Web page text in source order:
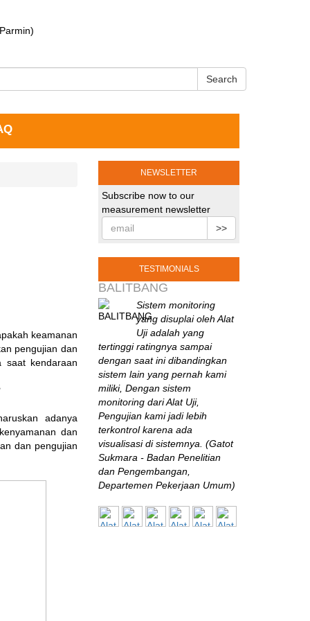
Search
keamanan
pengujian dan
saat kendaraan
adanya
dan
dan pengujian
NEWSLETTER
Subscribe now to our
measurement newsletter
>>
TESTIMONIALS
BALITBANG
Sistem monitoring
yang disuplai oleh Alat
Uji adalah yang
tertinggi ratingnya sampai
dengan saat ini dibandingkan
sistem lain yang pernah kami
miliki, Dengan sistem
monitoring dari Alat Uji,
Pengujian kami jadi lebih
terkontrol karena ada
visualisasi di sistemnya. (Gatot
Sukmara - Badan Penelitian
dan Pengembangan,
Departemen Pekerjaan Umum)
B2TKS
Sangat jarang